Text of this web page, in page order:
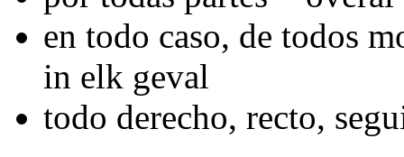
en todo caso, de todos
in elk geval
todo derecho, recto,